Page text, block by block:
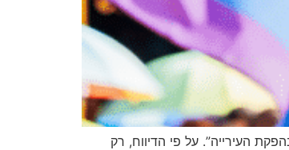
העירייה”. על פי הדיווח, רק